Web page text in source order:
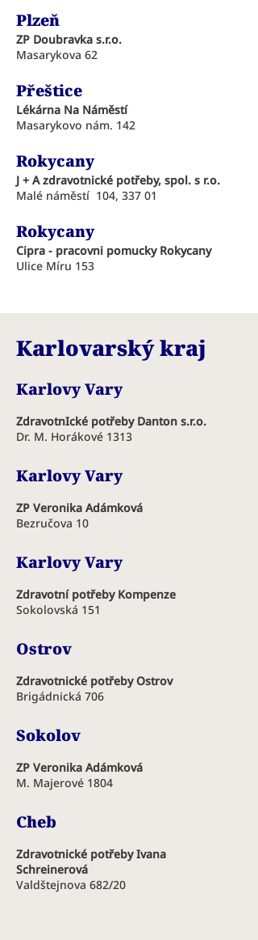
Plzeň
ZP Doubravka s.r.o.
Masarykova 62
Přeštice
Lékárna Na Náměstí
Masarykovo nám. 142
Rokycany
J + A zdravotnické potřeby, spol. s r.o.
Malé náměstí 104, 337 01
Rokycany
Cipra - pracovni pomucky Rokycany
Ulice Míru 153
Karlovarský kraj
Karlovy Vary
ZdravotnIcké potřeby Danton s.r.o.
Dr. M. Horákové 1313
Karlovy Vary
ZP Veronika Adámková
Bezručova 10
Karlovy Vary
Zdravotní potřeby Kompenze
Sokolovská 151
Ostrov
Zdravotnické potřeby Ostrov
Brigádnická 706
Sokolov
ZP Veronika Adámková
M. Majerové 1804
Cheb
Zdravotnické potřeby Ivana
Schreinerová
Valdštejnova 682/20